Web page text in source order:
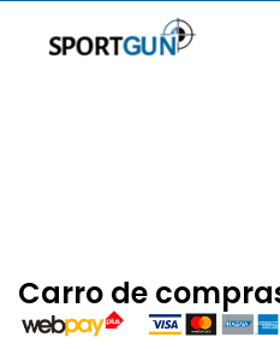
Carro de